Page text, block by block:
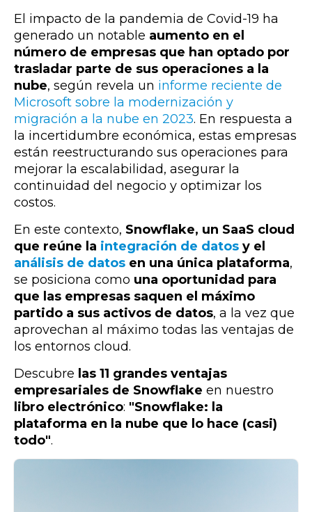
El impacto de la pandemia de Covid-19 ha
generado un notable aumento en el
número de empresas que han optado por
trasladar parte de sus operaciones a la
nube, según revela un informe reciente de
Microsoft sobre la modernización y
migración a la nube en 2023. En respuesta a
la incertidumbre económica, estas empresas
están reestructurando sus operaciones para
mejorar la escalabilidad, asegurar la
continuidad del negocio y optimizar los
costos.
En este contexto, Snowflake, un SaaS cloud
que reúne la integración de datos y el
análisis de datos en una única plataforma,
se posiciona como una oportunidad para
que las empresas saquen el máximo
partido a sus activos de datos, a la vez que
aprovechan al máximo todas las ventajas de
los entornos cloud.
Descubre las 11 grandes ventajas
empresariales de Snowflake en nuestro
libro electrónico: "Snowflake: la
plataforma en la nube que lo hace (casi)
todo".